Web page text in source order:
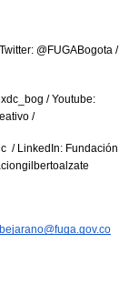
@FUGABogota /
/ Youtube:
/
/ LinkedIn: Fundación